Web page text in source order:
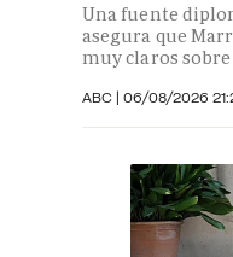
Una fuente
asegura que
muy claros
ABC | 06/08/2026